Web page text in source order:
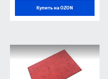
Купить на OZON